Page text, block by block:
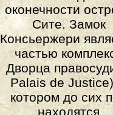
оконечности
Сите. Замок
Консьержери
частью
Дворца
Palais de
котором до сих
находятся